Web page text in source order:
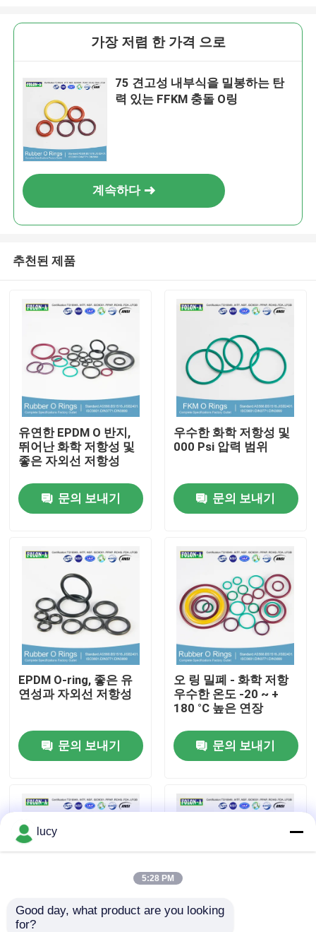
제품 소개
동영상
회사 소개
공장 투어
품질 관리
뉴스
충돌 O링
가장 저렴 한 가격 으로
75 견고성 내부식을 밀봉하는 탄
력 있는 FFKM 충돌 O링
계속하다
추천된 제품
유연한 EPDM O 반지,
뛰어난 화학 저항성 및
좋은 자외선 저항성
문의 보내기
우수한 화학 저항성 및
000 Psi 압력 범위
문의 보내기
EPDM O-ring, 좋은 유
연성과 자외선 저항성
문의 보내기
오 링 밀폐 - 화학 저항
우수한 온도 -20 ~ +
180 °C 높은 연장
문의 보내기
표준 크기 좋은 유연성
lucy
5:28 PM
Good day, what product are you looking
for?